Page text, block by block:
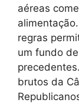
aéreas
regras
um fundo
brutos da